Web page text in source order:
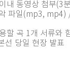
동영상 첨부(3
파일(mp3, mp4) /
곡 1개 서류와
당일 현장 발표